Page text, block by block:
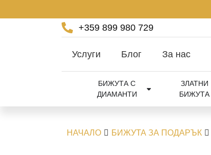
+359 899 980 729
Услуги Блог За нас
БИЖУТА С
ДИАМАНТИ
ЗЛАТНИ
БИЖУТА
НАЧАЛО БИЖУТА ЗА ПОДАРЪК